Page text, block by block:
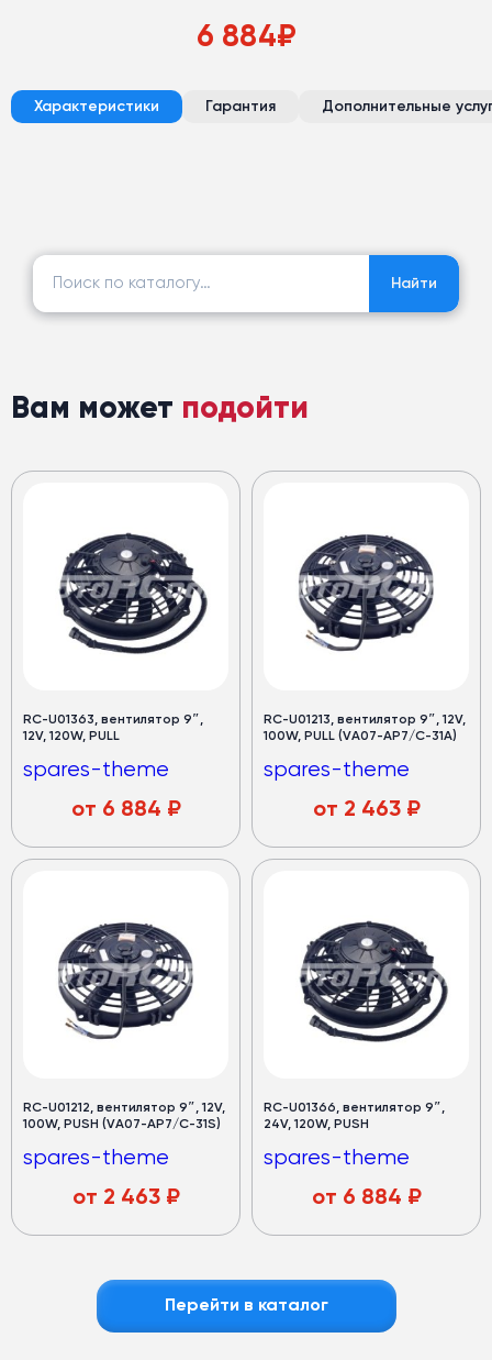
6 884₽
Характеристики Гарантия Дополнительные
Найти:
Найти
Вам может подойти
RC-U01363, вентилятор 9″,
12V, 120W, PULL
spares-theme
от 6 884 ₽
RC-U01213, вентилятор 9″, 12V,
100W, PULL (VA07-AP7/C-31A)
spares-theme
от 2 463₽
RC-U01212, вентилятор 9″, 12V,
100W, PUSH (VA07-AP7/C-31S)
spares-theme
от 2 463₽
RC-U01366, вентилятор 9″,
24V, 120W, PUSH
spares-theme
от 6 884 ₽
Перейти в каталог